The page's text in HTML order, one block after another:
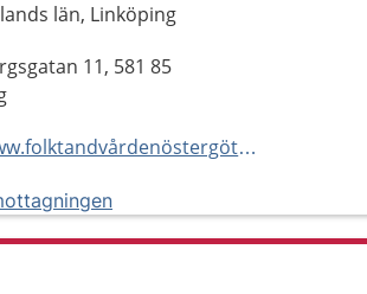
län, Linköping
11, 581 85
http://www.folktandvårdenöstergötland.se